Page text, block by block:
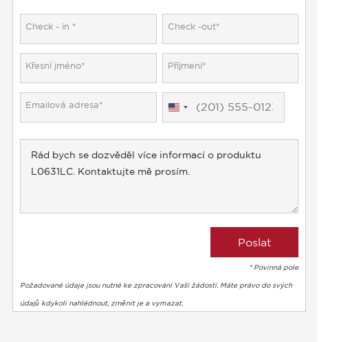
United
* Povinná pole
Požadované údaje jsou nutné ke zpracování Vaší žádosti. Máte právo do svých
údajů kdykoli nahlédnout, změnit je a vymazat.